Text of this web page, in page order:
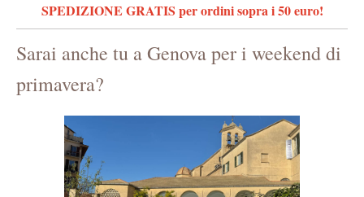
SPEDIZIONE GRATIS per ordini sopra i 50 euro!
Sarai anche tu a Genova per i weekend di
primavera?